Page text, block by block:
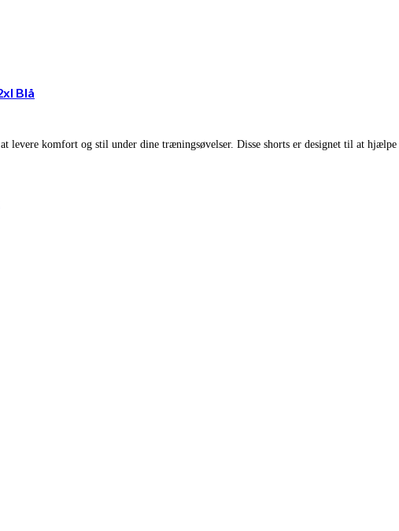
Blå
levere komfort og stil under dine træningsøvelser. Disse shorts er designet til at